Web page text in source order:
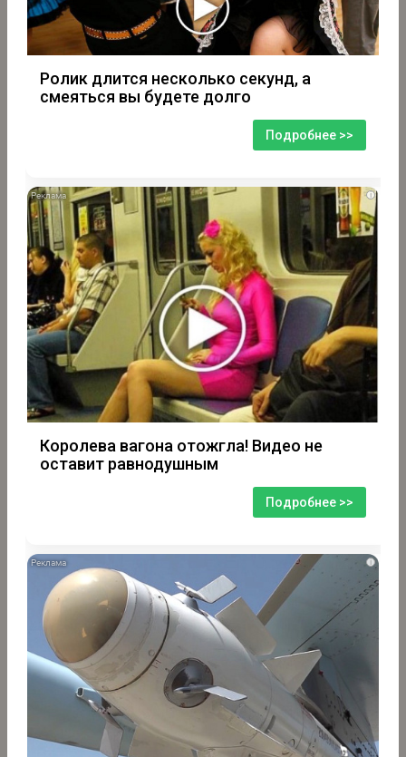
Ролик длится несколько секунд, а
смеяться вы будете долго
Подробнее >>
i
Королева вагона отожгла! Видео не
оставит равнодушным
Подробнее >>
i